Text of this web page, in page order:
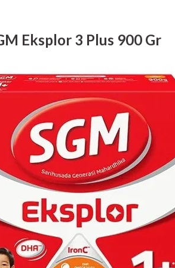
Eksplor 3 Plus 900 Gr